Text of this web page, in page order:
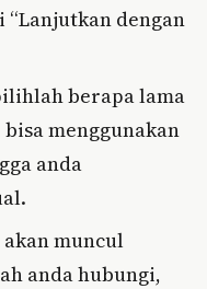
dengan
berapa lama
menggunakan
anda
muncul
anda hubungi,